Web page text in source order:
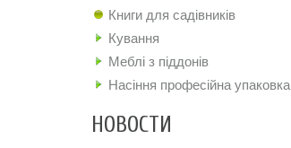
Книги для садівників
Кування
Меблі з піддонів
Насіння професійна упаковка
НОВОСТИ